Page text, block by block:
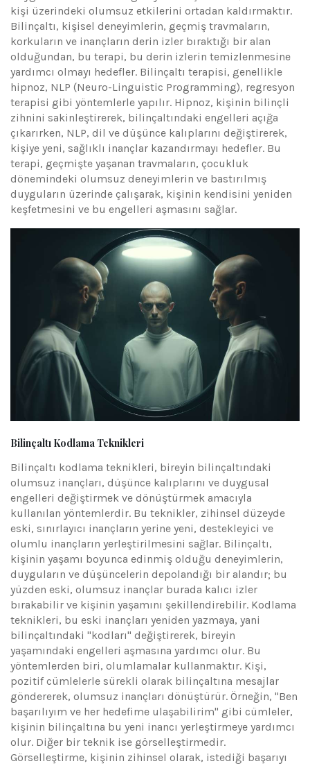
kişi üzerindeki olumsuz etkilerini ortadan kaldırmaktır.
Bilinçaltı, kişisel deneyimlerin, geçmiş travmaların,
korkuların ve inançların derin izler bıraktığı bir alan
olduğundan, bu terapi, bu derin izlerin temizlenmesine
yardımcı olmayı hedefler. Bilinçaltı terapisi, genellikle
hipnoz, NLP (Neuro-Linguistic Programming), regresyon
terapisi gibi yöntemlerle yapılır. Hipnoz, kişinin bilinçli
zihnini sakinleştirerek, bilinçaltındaki engelleri açığa
çıkarırken, NLP, dil ve düşünce kalıplarını değiştirerek,
kişiye yeni, sağlıklı inançlar kazandırmayı hedefler. Bu
terapi, geçmişte yaşanan travmaların, çocukluk
dönemindeki olumsuz deneyimlerin ve bastırılmış
duyguların üzerinde çalışarak, kişinin kendisini yeniden
keşfetmesini ve bu engelleri aşmasını sağlar.
Bilinçaltı Kodlama Teknikleri
Bilinçaltı kodlama teknikleri, bireyin bilinçaltındaki
olumsuz inançları, düşünce kalıplarını ve duygusal
engelleri değiştirmek ve dönüştürmek amacıyla
kullanılan yöntemlerdir. Bu teknikler, zihinsel düzeyde
eski, sınırlayıcı inançların yerine yeni, destekleyici ve
olumlu inançların yerleştirilmesini sağlar. Bilinçaltı,
kişinin yaşamı boyunca edinmiş olduğu deneyimlerin,
duyguların ve düşüncelerin depolandığı bir alandır; bu
yüzden eski, olumsuz inançlar burada kalıcı izler
bırakabilir ve kişinin yaşamını şekillendirebilir. Kodlama
teknikleri, bu eski inançları yeniden yazmaya, yani
bilinçaltındaki "kodları" değiştirerek, bireyin
yaşamındaki engelleri aşmasına yardımcı olur. Bu
yöntemlerden biri, olumlamalar kullanmaktır. Kişi,
pozitif cümlelerle sürekli olarak bilinçaltına mesajlar
göndererek, olumsuz inançları dönüştürür. Örneğin, "Ben
başarılıyım ve her hedefime ulaşabilirim" gibi cümleler,
kişinin bilinçaltına bu yeni inancı yerleştirmeye yardımcı
olur. Diğer bir teknik ise görselleştirmedir.
Görselleştirme, kişinin zihinsel olarak, istediği başarıyı